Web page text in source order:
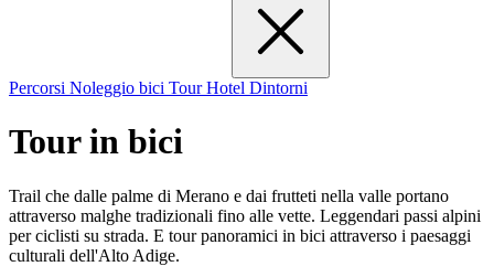
Percorsi Noleggio bici TourHotel Dintorni
Tour in bici
Trail che dalle palme di Merano e dai frutteti nella valle portano
attraverso malghe tradizionali fino alle vette. Leggendari passi alpini
per ciclisti su strada. E tour panoramici in bici attraverso i paesaggi
culturali dell'Alto Adige.